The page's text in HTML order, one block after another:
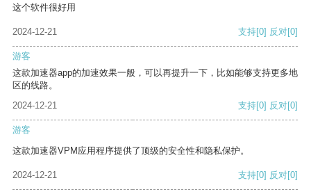
这个软件很好用
2024-12-21 支持[0] 反对[0]
游客
这款加速器app的加速效果一般，可以再提升一下，比如能够支持更多地
区的线路。
2024-12-21
支持[0] 反对[0]
游客
这款加速器VPM应用程序提供了顶级的安全性和隐私保护。
2024-12-21 支持[0] 反对[0]